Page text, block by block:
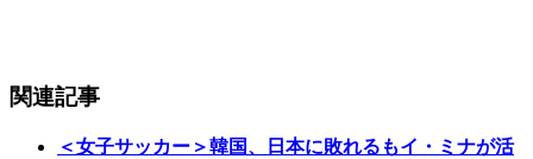
関連記事
＜女子サッカー＞韓国、日本に敗れるもイ・ミナが活